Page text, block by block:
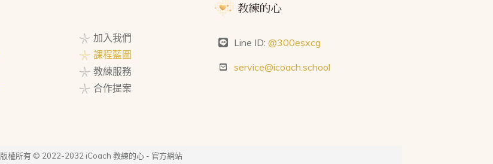
𓇼 加入我們
𓇼 課程藍圖
𓇼 教練服務
𓇼 合作提案
Line ID:@300esxcg
service@icoach.school
版權所有 © 2022-2032 iCoach 教練的心 - 官方網站